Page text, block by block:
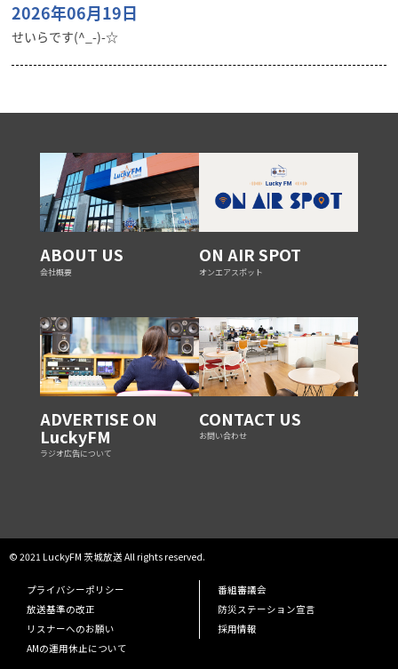
2026年06月19日
せいらです(^_-)-☆
ABOUT US
会社概要
ON AIR SPOT
オンエアスポット
ADVERTISE ON
LuckyFM
ラジオ広告について
CONTACT US
お問い合わせ
© 2021 LuckyFM 茨城放送 All rights reserved.
プライバシーポリシー
番組審議会
放送基準の改正
防災ステーション宣言
リスナーへのお願い
採用情報
AMの運用休止について